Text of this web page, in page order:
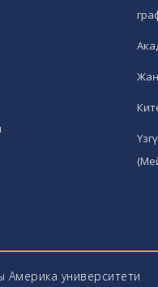
Америка университети